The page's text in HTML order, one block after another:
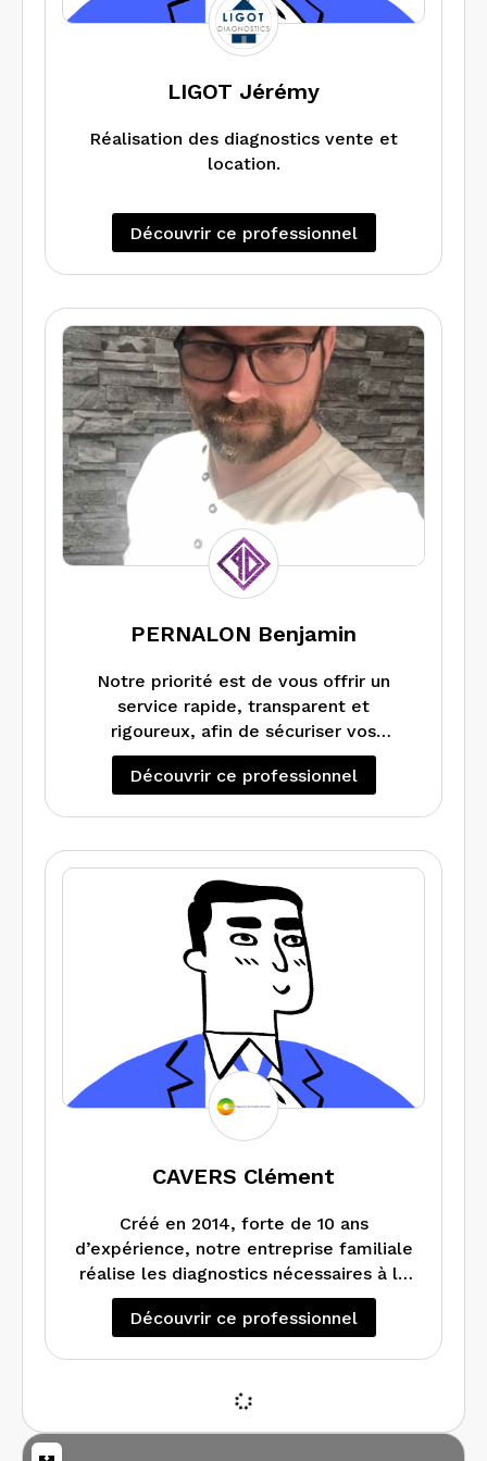
LIGOT Jérémy
Réalisation des diagnostics vente et
location.
Découvrir ce professionnel
PERNALON Benjamin
Notre priorité est de vous offrir un
service rapide, transparent et
rigoureux, afin de sécuriser vos
transactions immobilières et de vous
accompagner sereinement dans vos
des délais maîtrisés et une grande
disponibilité. Chez Purple Diag, nous
plaçons la qualité du diagnostic, la
pédagogie et la satisfaction client au
cœur de notre engagement.
Découvrir ce professionnel
CAVERS Clément
Créé en 2014, forte de 10 ans
d’expérience, notre entreprise familiale
réalise les diagnostics nécessaires à la
vente, à la location et à l’amélioration
de l’habitat avec sérieux et
principalement dans le sud de l’Ile de
Découvrir ce professionnel